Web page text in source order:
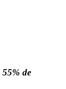
55% de